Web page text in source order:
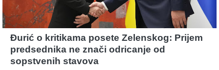
Đurić o kritikama posete Zelenskog: Prijem
predsednika ne znači odricanje od
sopstvenih stavova